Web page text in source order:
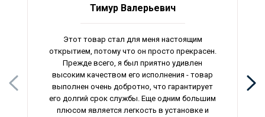
Тимур Валерьевич
Этот товар стал для меня настоящим
открытием, потому что он просто прекрасен.
Прежде всего, я был приятно удивлен
высоким качеством его исполнения - товар
выполнен очень добротно, что гарантирует
его долгий срок службы. Еще одним большим
плюсом является легкость в установке и